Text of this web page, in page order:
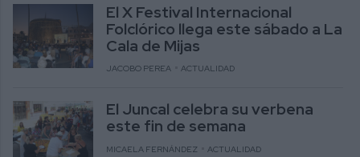
El X Festival Internacional
Folclórico llega este sábado a La
Cala de Mijas
JACOBO PEREA ACTUALIDAD
El Juncal celebra su verbena
este fin de semana
MICAELA FERNÁNDEZ ACTUALIDAD